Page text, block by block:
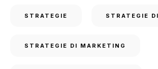
STRATEGIE STRATEGIE
STRATEGIE DI MARKETING